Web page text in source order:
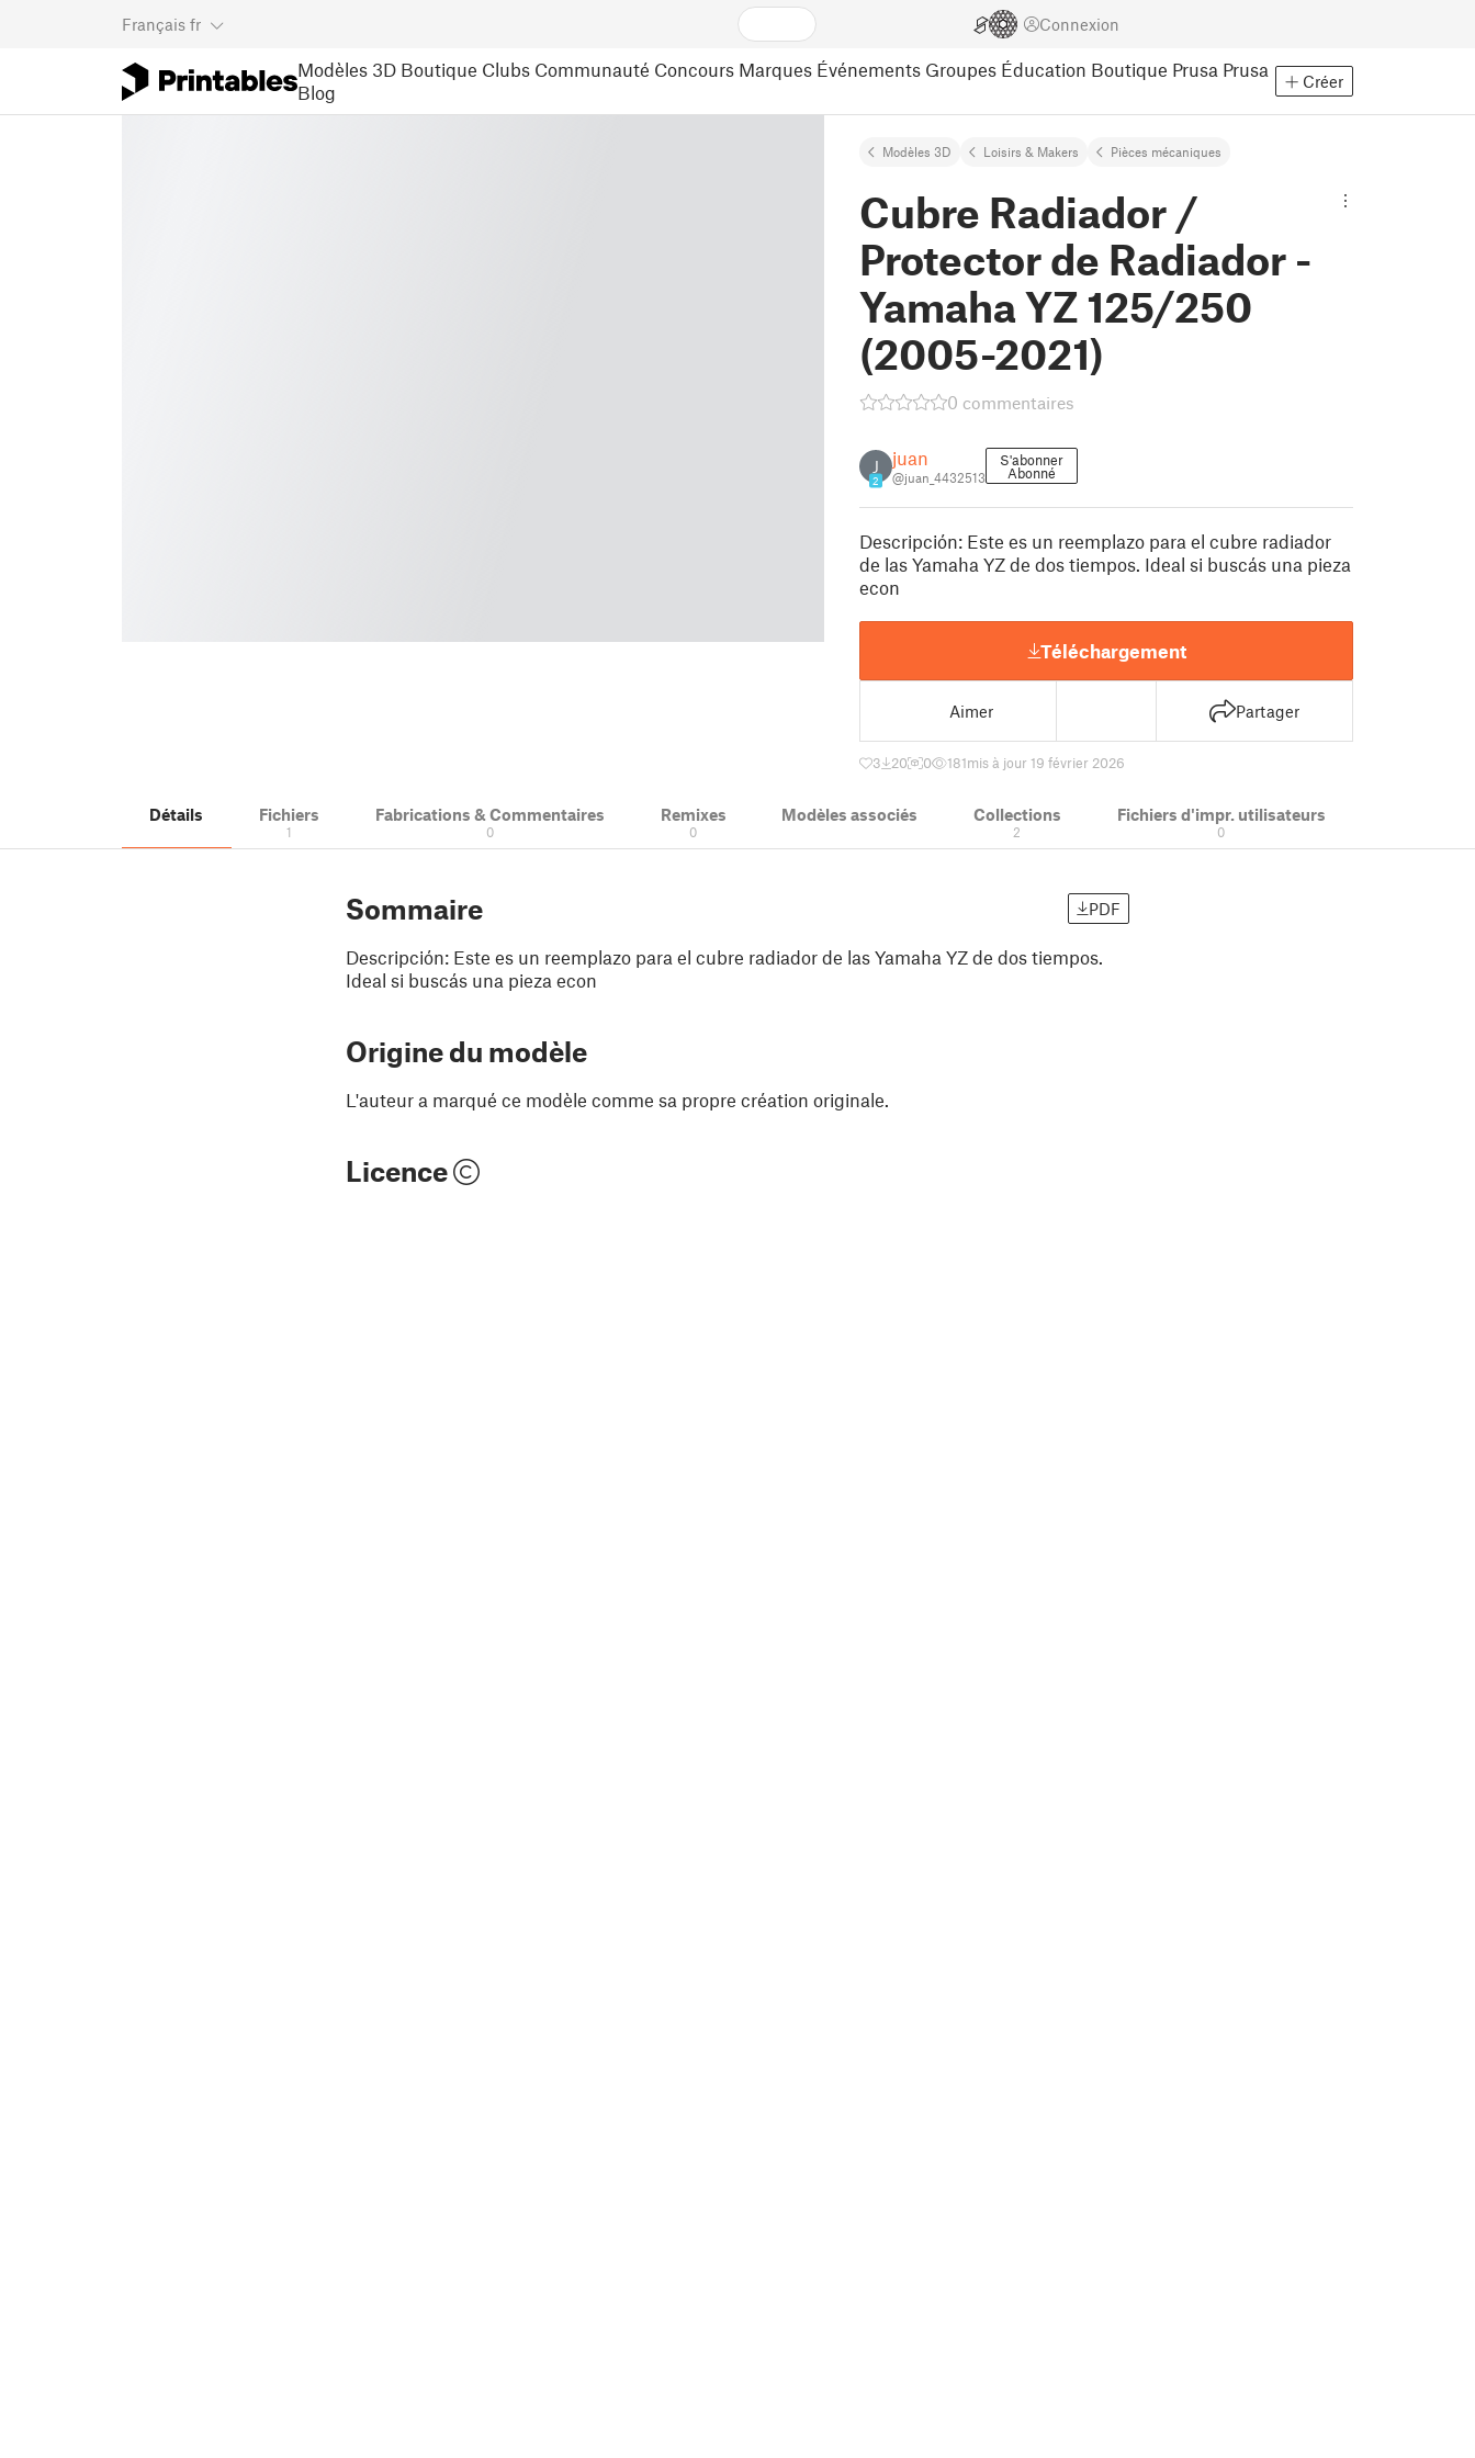
Français fr Connexion
Modèles 3D Boutique Clubs Communauté Concours Marques Événements Groupes Éducation Boutique Prusa Prusa
Blog
Créer
Modèles 3D Loisirs & Makers Pièces mécaniques
Cubre Radiador /
Protector de Radiador -
Yamaha YZ 125/250
(2005-2021)
0 commentaires
J
2
juan
@juan_4432513
S'abonner
Abonné
Descripción: Este es un reemplazo para el cubre radiador
de las Yamaha YZ de dos tiempos. Ideal si buscás una pieza
econ
Téléchargement
Aimer Partager
3 20 0 181mis à jour 19 février 2026
Détails Fichiers
1
Fabrications & Commentaires
0
Remixes
0
Modèles associés Collections
2
Fichiers d'impr. utilisateurs
0
Sommaire PDF
Descripción: Este es un reemplazo para el cubre radiador de las Yamaha YZ de dos tiempos.
Ideal si buscás una pieza econ
Origine du modèle
L'auteur a marqué ce modèle comme sa propre création originale.
Licence